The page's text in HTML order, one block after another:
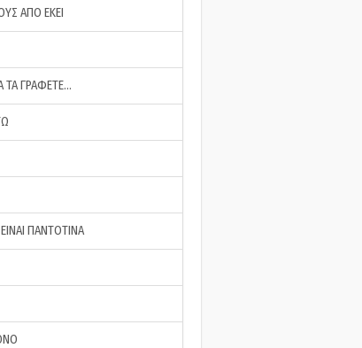
ΑΠΟ ΕΚΕΙ
ΤΑ ΓΡΑΦΕΤΕ…
ΠΑΝΤΟΤΙΝΑ